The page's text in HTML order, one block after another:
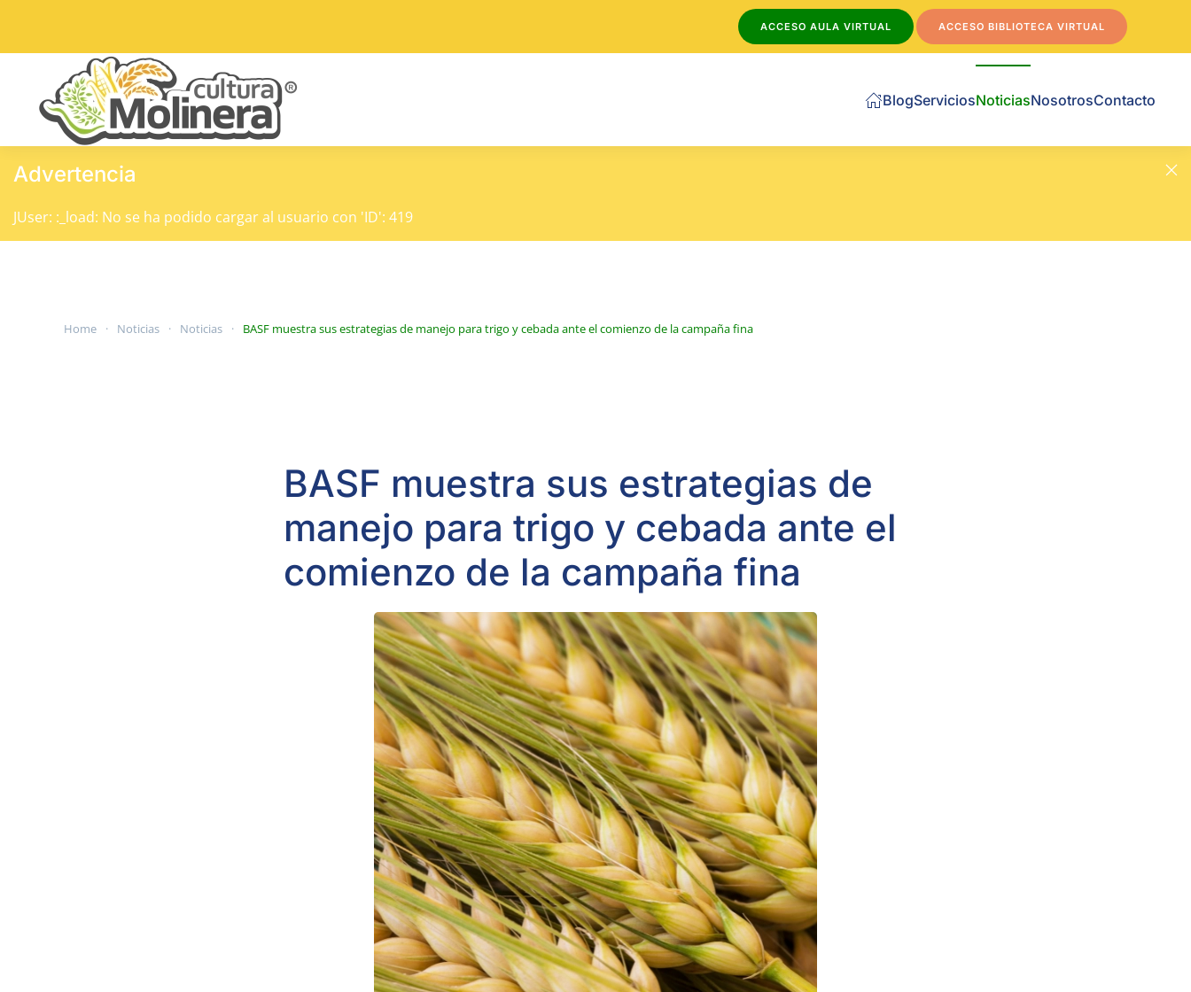
Skip to main content
ACCESO AULA VIRTUAL ACCESO BIBLIOTECA VIRTUAL
BlogServiciosNoticiasNosotrosContacto
Advertencia
JUser: :_load: No se ha podido cargar al usuario con 'ID': 419
Home Noticias Noticias BASF muestra sus estrategias de manejo para trigo y cebada ante el comienzo de la campaña fina
BASF muestra sus estrategias de
manejo para trigo y cebada ante el
comienzo de la campaña fina